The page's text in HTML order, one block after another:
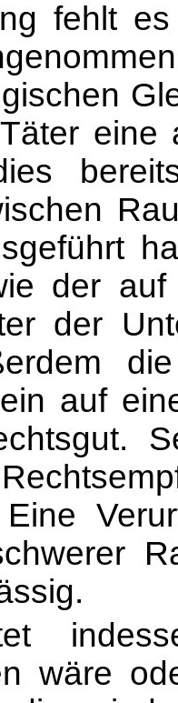
fehlt
eine
der auf
der
auf
Eine
wäre